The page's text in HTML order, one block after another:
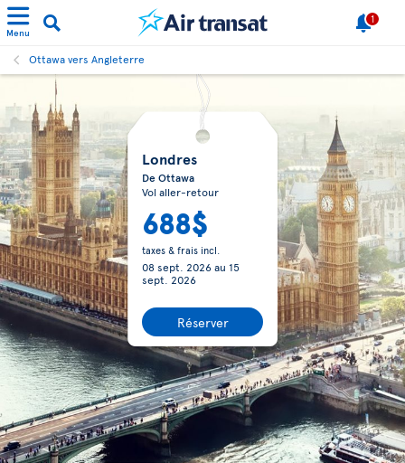
Menu
1
Ottawa vers Angleterre
Londres
De Ottawa
Vol aller-retour
688$
taxes & frais incl.
08 sept. 2026au 15
sept. 2026
Réserver